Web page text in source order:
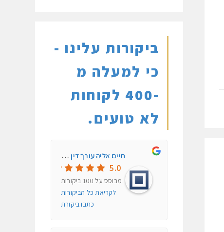
ביקורות עלינו -
כי למעלה מ
-400 לקוחות
לא טועים.
חיים אליה עורך דין פלילי ותעבורה
5.0
מבוסס על 100 ביקורות
לקריאת כל הביקורות
כתבו ביקורת
Titi Accessibility
נבנה על ידי